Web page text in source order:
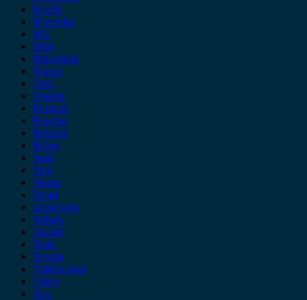
Mazda
Mercedes
MG
Mini
Mitsubishi
Nissan
Opel
Omoda
Peugeot
Porsche
Renault
Rover
Saab
Seat
Skoda
Smart
ssangyong
Subaru
Suzuki
Tesla
Toyota
Volkswagen
Volvo
Xev